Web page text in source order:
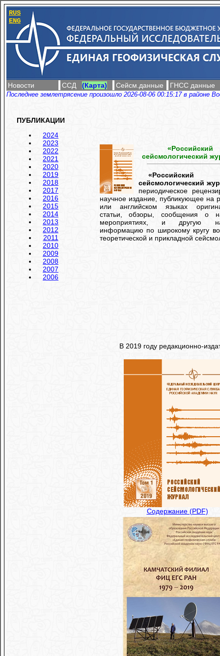
RUS
ENG
Новости ССД (Карта) Сейсм.данные ГНСС данные
Последнее землетрясение произошло 2026-08-06 00:15:17 в
ПУБЛИКАЦИИ
2024
2023
2022
2021
2020
2019
2018
2017
2016
2015
2014
2013
2012
2011
2010
2009
2008
2007
2006
«Российский
сейсмологический
«Российский
сейсмологический
периодическое
научное издание, публикующее на
или английском языках
статьи, обзоры, сообщения о
мероприятиях, и другую
информацию по широкому кругу
теоретической и прикладной
В 2019 году редакционно-
Содержание (PDF)